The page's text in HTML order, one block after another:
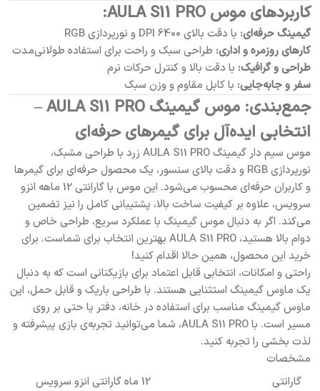
کاربردهای موس AULA S11 PRO:
گیمینگ حرفه‌ای: با دقت بالای 6400 DPI و نورپردازی RGB
کارهای روزمره و اداری: طراحی سبک و راحت برای استفاده طولانی‌مدت
طراحی و گرافیک: با دقت بالا و کنترل حرکات نرم
سفر و جابه‌جایی: با کابل مقاوم و وزن سبک
جمع‌بندی: موس گیمینگ AULA S11 PRO –
انتخابی ایده‌آل برای گیمرهای حرفه‌ای
موس سیم دار گیمینگ AULA S11 PRO زرد با طراحی مشبک،
نورپردازی RGB و دقت بالای سنسور، یک محصول حرفه‌ای برای گیمرها
و کاربران حرفه‌ای محسوب می‌شود. این موس با گارانتی 12 ماهه انزو
سرویس، علاوه بر کیفیت ساخت بالا، پشتیبانی کامل را نیز تضمین
می‌کند. اگر به دنبال موس گیمینگ با عملکرد سریع، طراحی خاص و
دوام بالا هستید، AULA S11 PRO بهترین انتخاب برای شماست. برای
خرید این محصول، همین حالا اقدام کنید!
راحتی و امکانات، انتخابی قابل اعتماد برای بازیکنانی است که به دنبال
یک ماوس گیمینگ استثنایی هستند. با طراحی باریک و قابل حمل، این
ماوس گیمینگ مناسب برای استفاده در خانه، دفتر یا حتی بر روی
مسیر است. با AULA S11 PRO، شما می‌توانید تجربه‌ی بازی پیشرفته و
لذت بخشی را تجربه کنید.
مشخصات
گارانتی
12 ماه گارانتی انزو سرویس